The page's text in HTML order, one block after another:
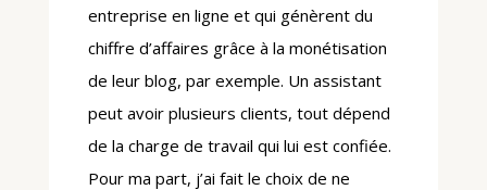
entreprise en ligne et qui génèrent du
chiffre d’affaires grâce à la monétisation
de leur blog, par exemple. Un assistant
peut avoir plusieurs clients, tout dépend
de la charge de travail qui lui est confiée.
Pour ma part, j’ai fait le choix de ne